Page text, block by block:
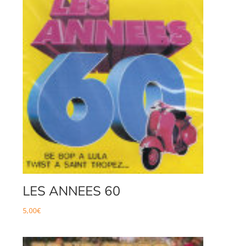
LES ANNEES 60
5,00€